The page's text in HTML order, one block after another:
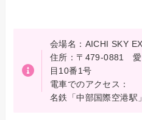
会場名：AICHI SKY
住所：〒479-0881 愛
目10番1号
電車でのアクセス：
名鉄「中部国際空港駅